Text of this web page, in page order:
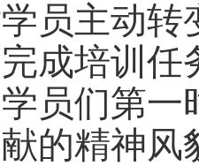
员主动
成培训
员们第
的精神